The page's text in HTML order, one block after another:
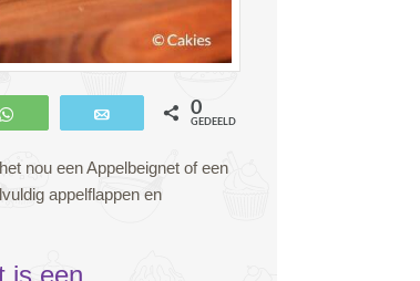
WhatsApp E-mail 0
GEDEELD
nou een Appelbeignet of een
appelflappen en
is een